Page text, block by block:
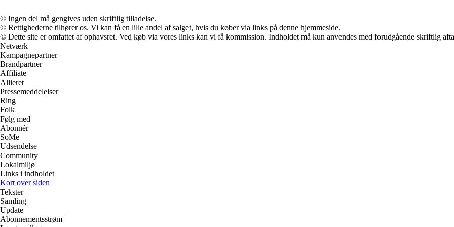
© Ingen del må gengives uden skriftlig tilladelse.
© Rettighederne tilhører os. Vi kan få en lille andel af salget, hvis du køber via links på denne hjemmeside.
© Dette site er omfattet af ophavsret. Ved køb via vores links kan vi få kommission. Indholdet må kun anvendes med forudgående skriftlig
Netværk
Kampagnepartner
Brandpartner
Affiliate
Allieret
Pressemeddelelser
Ring
Folk
Følg med
Abonnér
SoMe
Udsendelse
Community
Lokalmiljø
Links i indholdet
Kort over siden
Tekster
Samling
Update
Abonnementsstrøm